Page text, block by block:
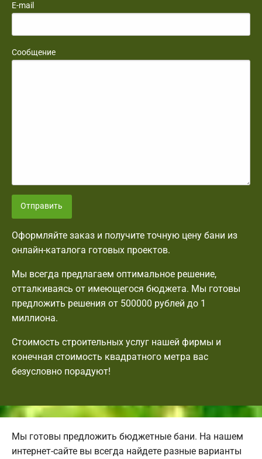
E-mail
Сообщение
Отправить
Оформляйте заказ и получите точную цену бани из
онлайн-каталога готовых проектов.
Мы всегда предлагаем оптимальное решение,
отталкиваясь от имеющегося бюджета. Мы готовы
предложить решения от 500000 рублей до 1
миллиона.
Стоимость строительных услуг нашей фирмы и
конечная стоимость квадратного метра вас
безусловно порадуют!
Мы готовы предложить бюджетные бани. На нашем
интернет-сайте вы всегда найдете разные варианты